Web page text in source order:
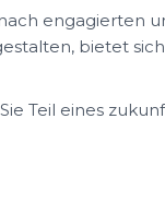
engagierten
bietet
Teil eines